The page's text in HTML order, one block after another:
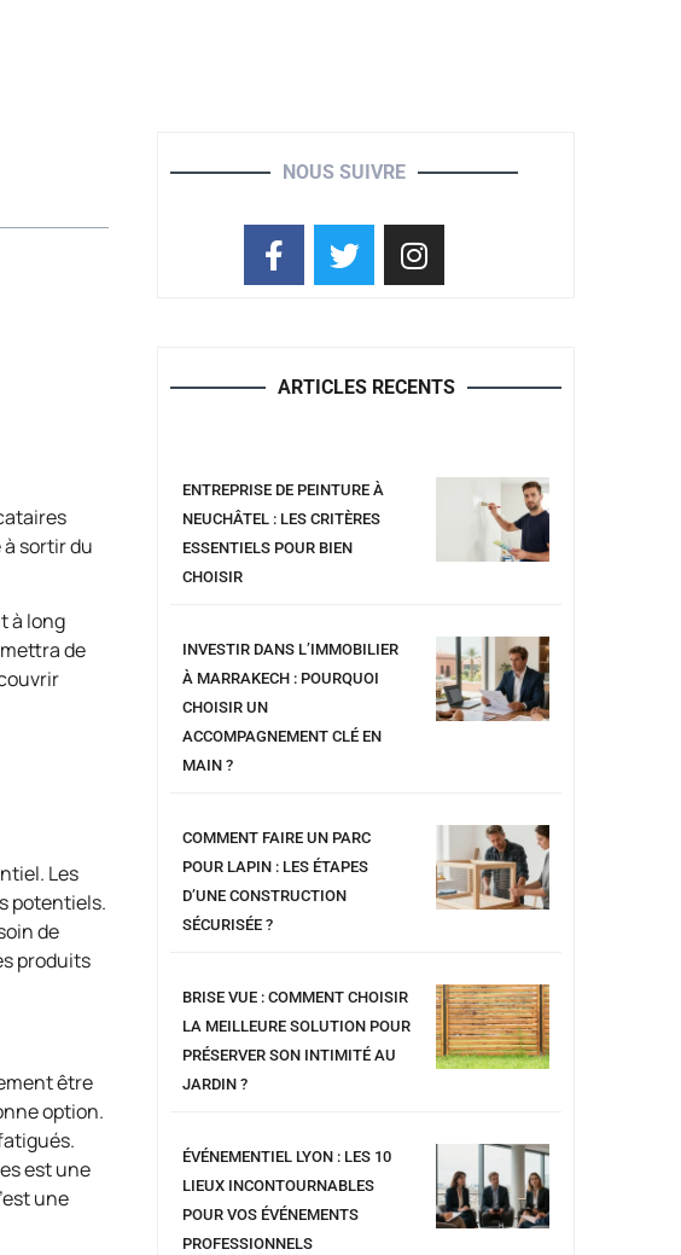
sortir du
à long
de
Les
potentiels.
de
produits
être
option.
est une
une
NOUS SUIVRE
ARTICLES RECENTS
ENTREPRISE DE PEINTURE À
NEUCHÂTEL : LES CRITÈRES
ESSENTIELS POUR BIEN
CHOISIR
INVESTIR DANS L’IMMOBILIER
À MARRAKECH : POURQUOI
CHOISIR UN
ACCOMPAGNEMENT CLÉ EN
MAIN ?
COMMENT FAIRE UN PARC
POUR LAPIN : LES ÉTAPES
D’UNE CONSTRUCTION
SÉCURISÉE ?
BRISE VUE : COMMENT CHOISIR
LA MEILLEURE SOLUTION POUR
PRÉSERVER SON INTIMITÉ AU
JARDIN ?
ÉVÉNEMENTIEL LYON : LES 10
LIEUX INCONTOURNABLES
POUR VOS ÉVÉNEMENTS
PROFESSIONNELS